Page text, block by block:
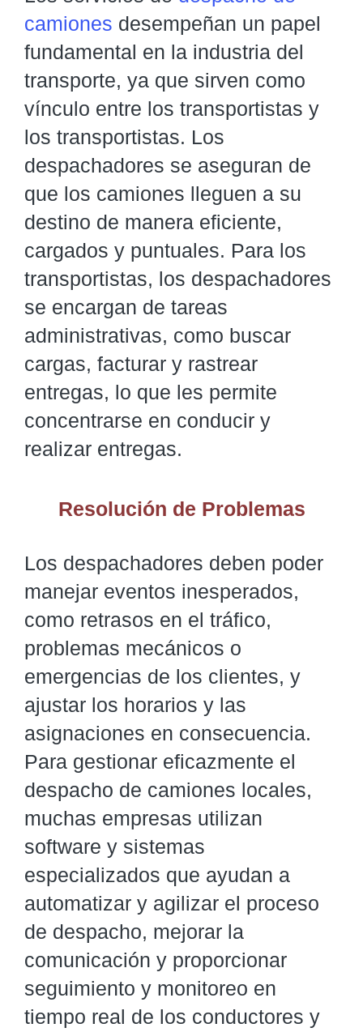
camiones desempeñan un papel
fundamental en la industria del
transporte, ya que sirven como
vínculo entre los transportistas y
los transportistas. Los
despachadores se aseguran de
que los camiones lleguen a su
destino de manera eficiente,
cargados y puntuales. Para los
transportistas, los despachadores
se encargan de tareas
administrativas, como buscar
cargas, facturar y rastrear
entregas, lo que les permite
concentrarse en conducir y
realizar entregas.
Resolución de Problemas
Los despachadores deben poder
manejar eventos inesperados,
como retrasos en el tráfico,
problemas mecánicos o
emergencias de los clientes, y
ajustar los horarios y las
asignaciones en consecuencia.
Para gestionar eficazmente el
despacho de camiones locales,
muchas empresas utilizan
software y sistemas
especializados que ayudan a
automatizar y agilizar el proceso
de despacho, mejorar la
comunicación y proporcionar
seguimiento y monitoreo en
tiempo real de los conductores y